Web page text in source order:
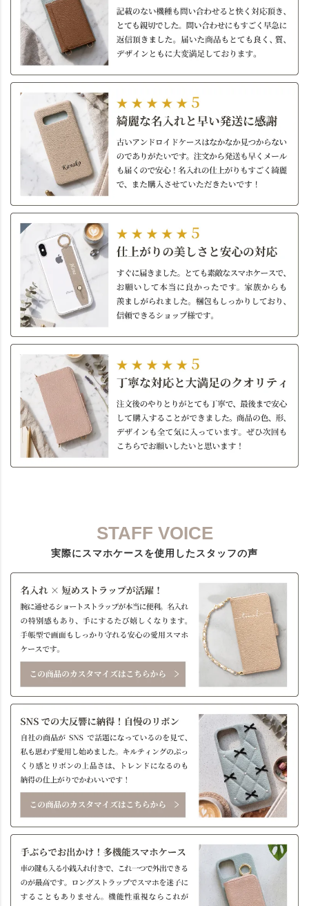
STAFF VOICE
実際にスマホケースを使用したスタッフの声